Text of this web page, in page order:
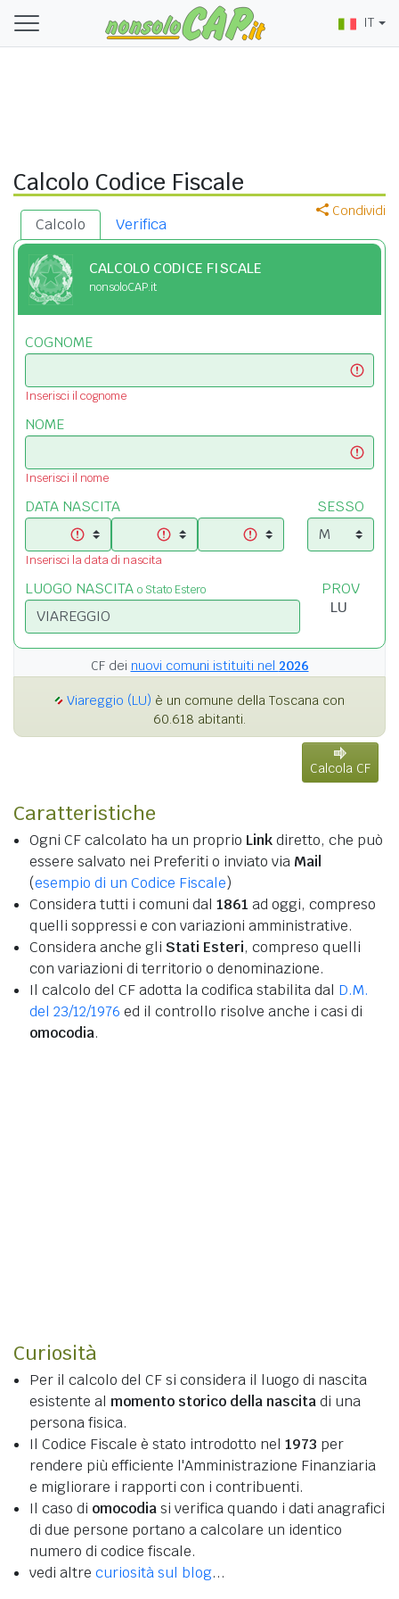
IT
Calcolo Codice Fiscale
Condividi
Calcolo Verifica
CALCOLO CODICE FISCALE
nonsoloCAP.it
COGNOME
Inserisci il cognome
NOME
Inserisci il nome
DATA NASCITA
Inserisci la data di nascita
SESSO
LUOGO NASCITA o Stato Estero PROV
CF dei nuovi comuni istituiti nel 2026
Viareggio (LU) è un comune della Toscana con
60.618 abitanti.
Calcola CF
Caratteristiche
Ogni CF calcolato ha un proprio Linkdiretto, che può
essere salvato nei Preferiti o inviato via Mail
(esempio di un Codice Fiscale)
Considera tutti i comuni dal 1861 ad oggi, compreso
quelli soppressi e con variazioni amministrative.
Considera anche gli Stati Esteri, compreso quelli
con variazioni di territorio o denominazione.
Il calcolo del CF adotta la codifica stabilita dal D.M.
del 23/12/1976 ed il controllo risolve anche i casi di
omocodia.
Curiosità
Per il calcolo del CF si considera il luogo di nascita
esistente al momento storico della nascitadi una
persona fisica.
Il Codice Fiscale è stato introdotto nel 1973 per
rendere più efficiente l'Amministrazione Finanziaria
e migliorare i rapporti con i contribuenti.
Il caso di omocodiasi verifica quando i dati anagrafici
di due persone portano a calcolare un identico
numero di codice fiscale.
vedi altre curiosità sul blog...